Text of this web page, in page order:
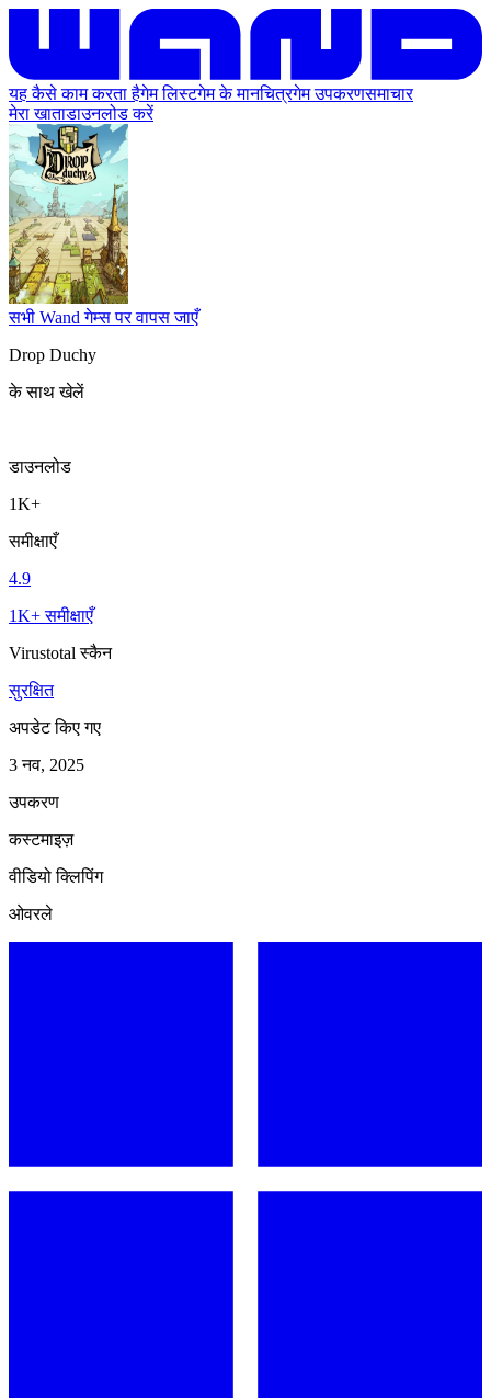
यह कैसे काम करता हैगेम लिस्टगेम के मानचित्रगेम उपकरणसमाचार
मेरा खाताडाउनलोड करें
सभी Wand गेम्स पर वापस जाएँ
Drop Duchy
के साथ खेलें
डाउनलोड
1K+
समीक्षाएँ
4.9
1K+ समीक्षाएँ
Virustotal स्कैन
सुरक्षित
अपडेट किए गए
3 नव, 2025
उपकरण
कस्टमाइज़
वीडियो क्लिपिंग
ओवरले